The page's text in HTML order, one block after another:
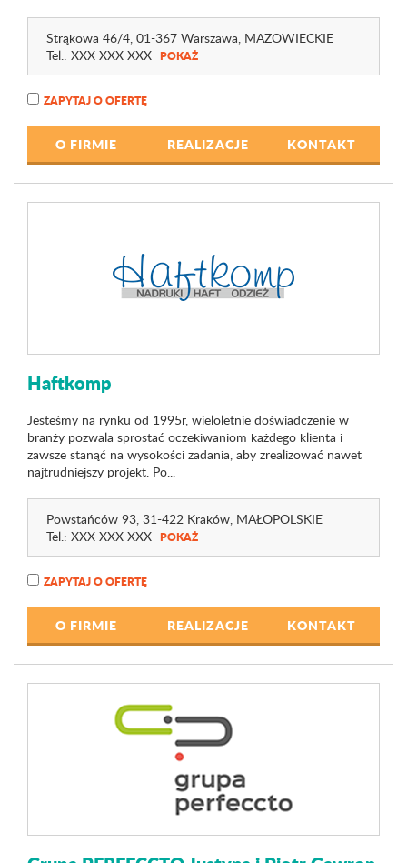
Strąkowa 46/4, 01-367 Warszawa, MAZOWIECKIE
Tel.: XXX XXX XXX POKAŻ
ZAPYTAJ O OFERTĘ
O FIRMIE REALIZACJE KONTAKT
Haftkomp
Jesteśmy na rynku od 1995r, wieloletnie doświadczenie w
branży pozwala sprostać oczekiwaniom każdego klienta i
zawsze stanąć na wysokości zadania, aby zrealizować nawet
najtrudniejszy projekt. Po...
Powstańców 93, 31-422 Kraków, MAŁOPOLSKIE
Tel.: XXX XXX XXX POKAŻ
ZAPYTAJ O OFERTĘ
O FIRMIE REALIZACJE KONTAKT